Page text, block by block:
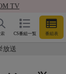
TV
CS番組一覧 番組表
放送